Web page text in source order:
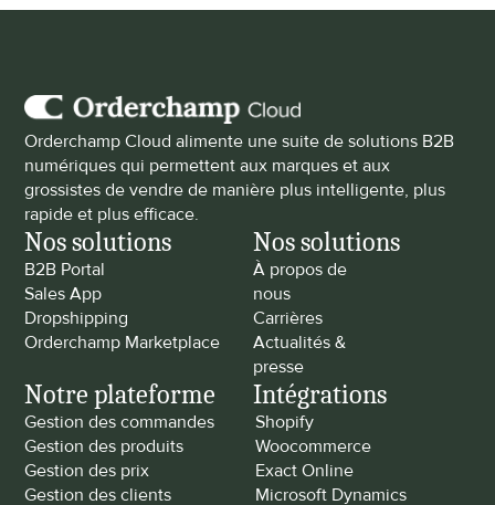
Orderchamp Cloud alimente une suite de solutions B2B
numériques qui permettent aux marques et aux
grossistes de vendre de manière plus intelligente, plus
rapide et plus efficace.
Nos solutions
B2B Portal
Sales App
Dropshipping
Orderchamp Marketplace
Nos solutions
À propos de
nous
Carrières
Actualités &
presse
Notre plateforme
Gestion des commandes
Gestion des produits
Gestion des prix
Gestion des clients
Intégrations
Shopify
Woocommerce
Exact Online
Microsoft Dynamics